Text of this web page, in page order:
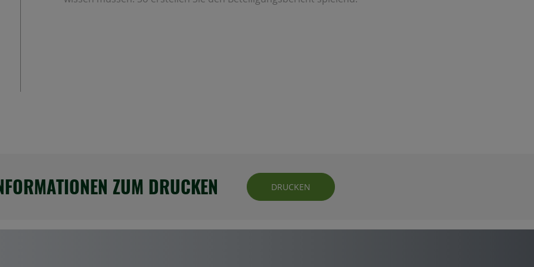
ZUM DRUCKEN DRUCKEN